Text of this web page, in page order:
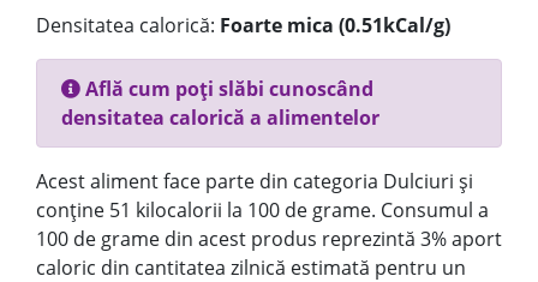
Densitatea calorică: Foarte mica (0.51kCal/g)
Află cum poți slăbi cunoscând
densitatea calorică a alimentelor
Acest aliment face parte din categoria Dulciuri și
conține 51 kilocalorii la 100 de grame. Consumul a
100 de grame din acest produs reprezintă 3% aport
caloric din cantitatea zilnică estimată pentru un